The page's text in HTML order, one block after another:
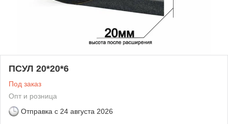
ПСУЛ 20*20*6
Под заказ
Опт и розница
Отправка с 24 августа 2026